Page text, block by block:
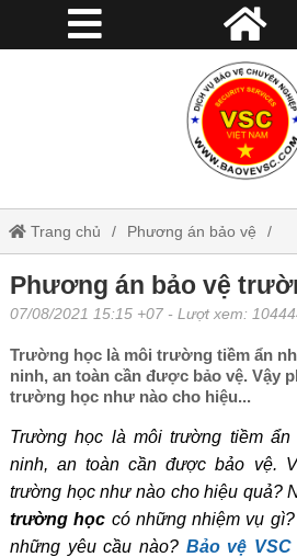
Trang chủ Phương án bảo vệ
Phương án bảo vệ trường học
Phương án bảo vệ
07/08/2021 15:15 +07 - Lượt xem:
Trường học là môi trường tiềm ẩn
ninh, an toàn cần được bảo vệ. Vậy
trường học như nào cho hiệu...
Trường học là môi trường tiềm
ninh, an toàn cần được bảo vệ.
trường học như nào cho hiệu quả?
trường học có những nhiệm vụ
những yêu cầu nào? Bảo vệ VSC